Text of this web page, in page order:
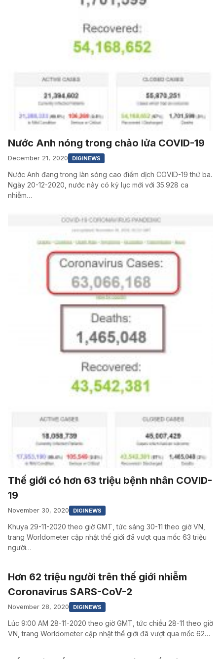
Nước Anh nóng trong chảo lửa COVID-19
December 21, 2020 DIGINEWS
Nước Anh đang trong làn sóng cao điểm dịch COVID-19 thứ ba.
Ngày 20-12-2020, nước này có kỷ lục mới với 35.928 ca
nhiễm…
Thế giới có hơn 63 triệu bệnh nhân COVID-
19
November 30, 2020 DIGINEWS
Khuya 29-11-2020 theo giờ GMT, tức sáng 30-11 theo giờ VN,
trang Worldometer cập nhật thế giới đã vượt qua mốc 63 triệu
người…
Hơn 62 triệu người trên thế giới nhiễm
Coronavirus SARS-CoV-2
November 28, 2020 DIGINEWS
Lúc 9:00 AM 28-11-2020 theo giờ GMT, tức chiều 28-11 theo giờ
VN, trang Worldometer cập nhật thế giới đã vượt qua mốc 62…